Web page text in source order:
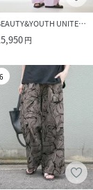
BEAUTY&YOUTH UNITED ARROWS
円
6